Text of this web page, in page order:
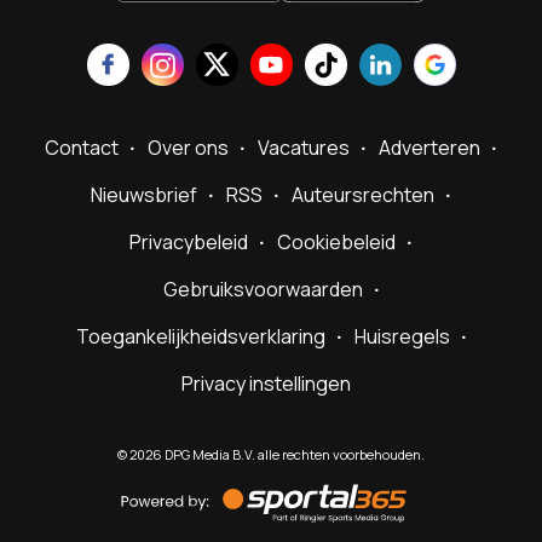
Contact Over ons Vacatures
Adverteren
Nieuwsbrief
RSS
Auteursrechten
Privacybeleid
Cookiebeleid
Gebruiksvoorwaarden
Toegankelijkheidsverklaring
Huisregels
Privacy instellingen
©2026 DPG Media B.V. alle rechten voorbehouden.
by
Sportal365